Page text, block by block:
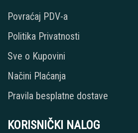
Povraćaj PDV-a
Politika Privatnosti
Sve o Kupovini
Načini Plaćanja
Pravila besplatne dostave
KORISNIČKI NALOG